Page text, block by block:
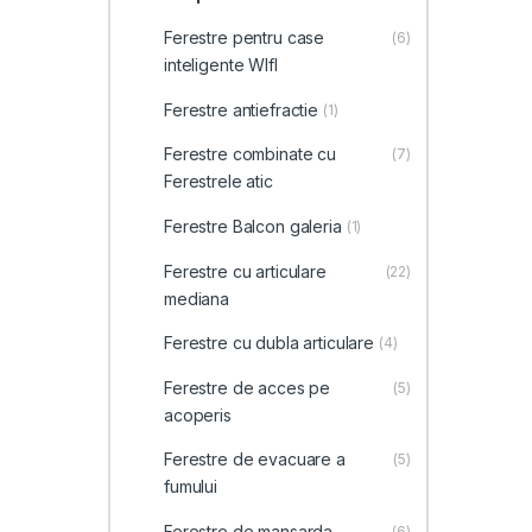
Ferestre pentru case
inteligente WIfI
(6)
Ferestre antiefractie (1)
Ferestre combinate cu
Ferestrele atic
(7)
Ferestre Balcon galeria (1)
Ferestre cu articulare
mediana
(22)
Ferestre cu dubla articulare (4)
Ferestre de acces pe
acoperis
(5)
Ferestre de evacuare a
fumului
(5)